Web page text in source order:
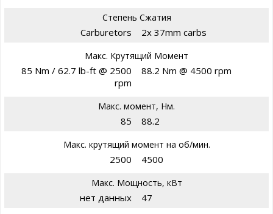
Степень Сжатия
Carburetors 2x 37mm carbs
Макс. Крутящий Момент
85 Nm / 62.7 lb-ft @ 2500
rpm
88.2 Nm @ 4500 rpm
Макс. момент, Нм.
85 88.2
Макс. крутящий момент на об/мин.
2500 4500
Макс. Мощность, кВт
нет данных 47